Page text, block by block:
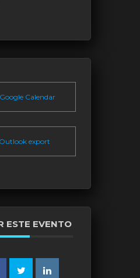
Calendar
export
ESTE EVENTO